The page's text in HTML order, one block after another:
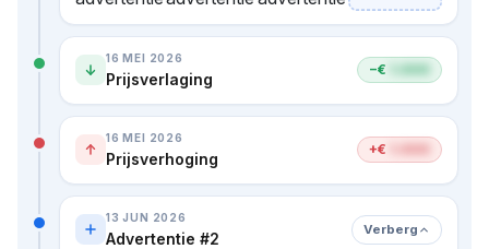
16 MEI 2026
Prijsverlaging −€
16 MEI 2026
Prijsverhoging +€
13 JUN 2026
Advertentie #2 Verberg